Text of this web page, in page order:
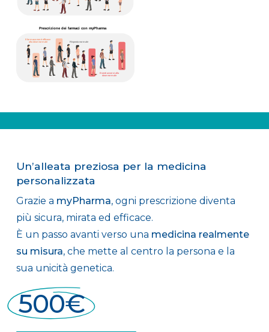
Un’alleata preziosa per la medicina
personalizzata
Grazie a myPharma, ogni prescrizione diventa
più sicura, mirata ed efficace.
È un passo avanti verso una medicina realmente
su misura, che mette al centro la persona e la
sua unicità genetica.
500€